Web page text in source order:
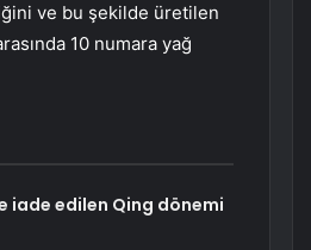
ve bu şekilde üretilen
10 numara yağ
iade edilen Qing dönemi